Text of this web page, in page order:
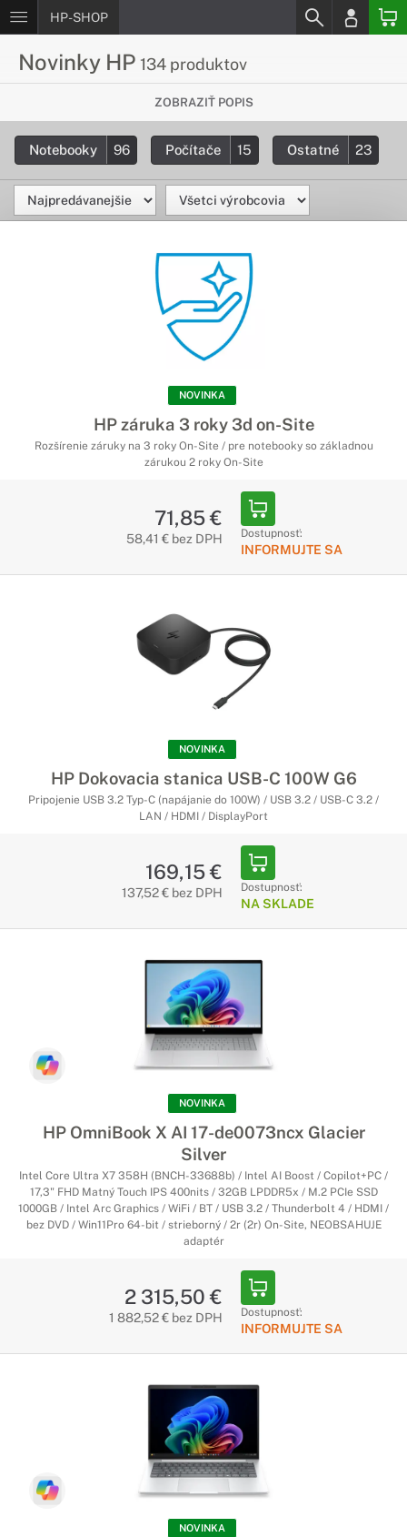
HP-SHOP
Novinky HP 134 produktov
Pozri si najnovšie produkty v našej
ponuke
Zaujímajú ťa nové produkty HP? Tu nájdeš novinky spomedzi
produktov HP, nové modely, technológie a zaujímavosti.
ZOBRAZIŤ POPIS
Notebooky 96 Počítače 15 Ostatné 23
NOVINKA
HP záruka 3 roky 3d on-Site
Rozšírenie záruky na 3 roky On-Site / pre notebooky so základnou
zárukou 2 roky On-Site
71,85 €
58,41 € bez DPH Dostupnosť:
INFORMUJTE SA
NOVINKA
HP Dokovacia stanica USB-C 100W G6
Pripojenie USB 3.2 Typ-C (napájanie do 100W) / USB 3.2 / USB-C 3.2 /
LAN / HDMI / DisplayPort
169,15 €
137,52 € bez DPH Dostupnosť:
NA SKLADE
NOVINKA
HP OmniBook X AI 17-de0073ncx Glacier
Silver
Intel Core Ultra X7 358H (BNCH-33688b) / Intel AI Boost / Copilot+PC /
17,3" FHD Matný Touch IPS 400nits / 32GB LPDDR5x / M.2 PCIe SSD
1000GB / Intel Arc Graphics / WiFi / BT / USB 3.2 / Thunderbolt 4 / HDMI /
bez DVD / Win11Pro 64-bit / strieborný / 2r (2r) On-Site, NEOBSAHUJE
adaptér
2 315,50 €
1 882,52 € bez DPH Dostupnosť:
INFORMUJTE SA
NOVINKA